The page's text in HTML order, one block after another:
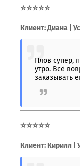
⭐⭐⭐⭐⭐
Клиент: Диана |
Плов супер,
утро. Всё
заказывать
⭐⭐⭐⭐⭐
Клиент: Кирилл |